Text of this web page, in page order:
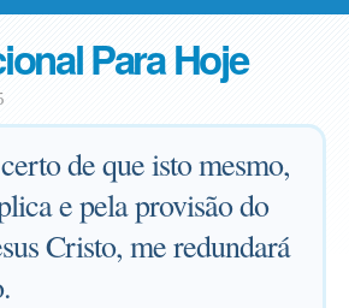
Para Hoje
de que isto mesmo,
e pela provisão do
Cristo, me redundará